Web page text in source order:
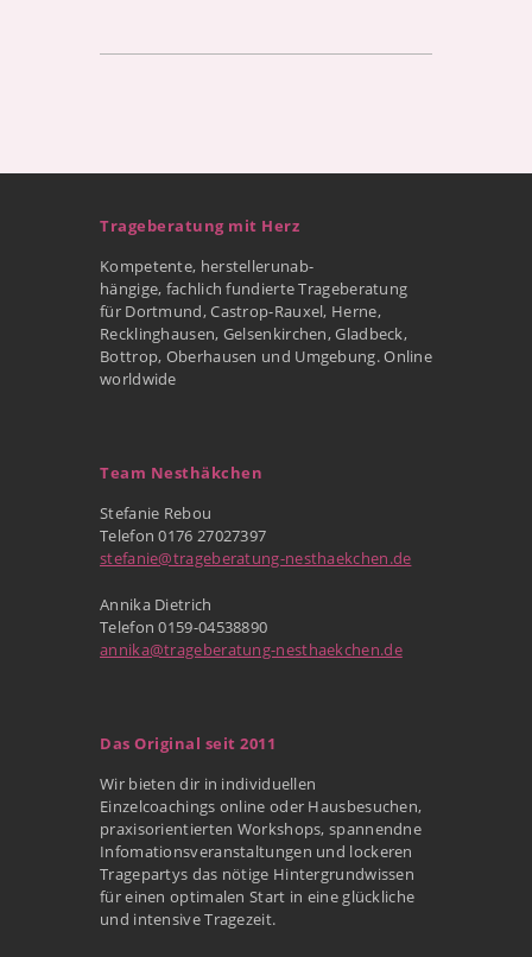
Trageberatung mit Herz
Kompetente, herstellerunab-
hängige, fachlich fundierte Trageberatung
für Dortmund, Castrop-Rauxel, Herne,
Recklinghausen, Gelsenkirchen, Gladbeck,
Bottrop, Oberhausen und Umgebung. Online
worldwide
Team Nesthäkchen
Stefanie Rebou
Telefon 0176 27027397
stefanie@trageberatung-nesthaekchen.de
Annika Dietrich
Telefon 0159-04538890
annika@trageberatung-nesthaekchen.de
Das Original seit 2011
Wir bieten dir in individuellen
Einzelcoachings online oder Hausbesuchen,
praxisorientierten Workshops, spannendne
Infomationsveranstaltungen und lockeren
Tragepartys das nötige Hintergrundwissen
für einen optimalen Start in eine glückliche
und intensive Tragezeit.